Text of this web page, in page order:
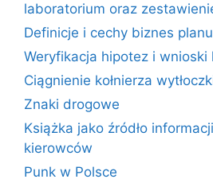
laboratorium oraz
Definicje i cechy biznes planu
Weryfikacja hipotez i wnioski
Ciągnienie kołnierza
Znaki drogowe
Książka jako źródło
kierowców
Punk w Polsce